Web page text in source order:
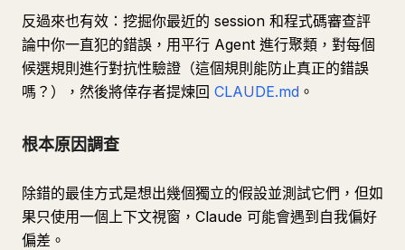
反過來也有效：挖掘你最近的 session 和程式碼審查評
論中你一直犯的錯誤，用平行 Agent 進行聚類，對每個
候選規則進行對抗性驗證（這個規則能防止真正的錯誤
嗎？），然後將倖存者提煉回 CLAUDE.md 。
根本原因調查
除錯的最佳方式是想出幾個獨立的假設並測試它們，但如
果只使用一個上下文視窗，Claude 可能會遇到自我偏好
偏差。